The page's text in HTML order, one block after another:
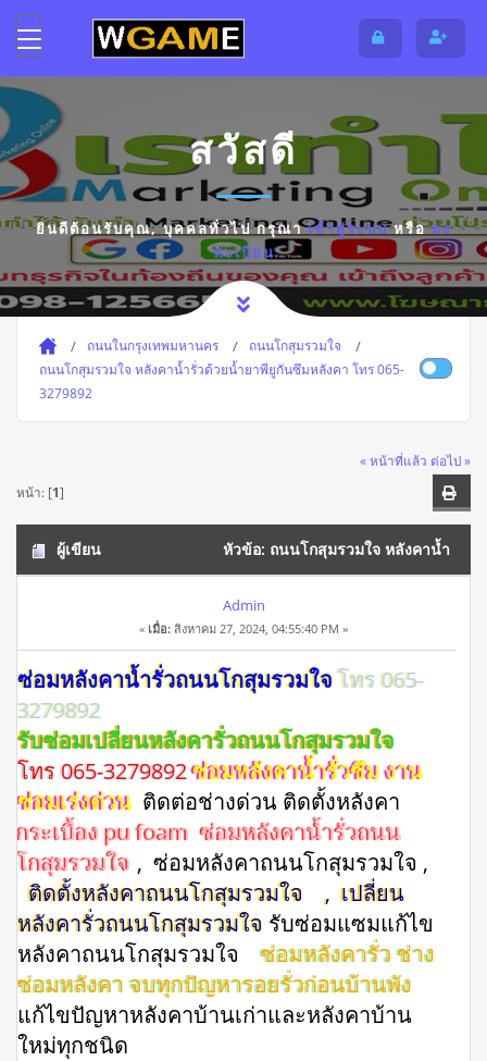
สวัสดี
ยินดีต้อนรับคุณ,บุคคลทั่วไปกรุณาเข้าสู่ระบบหรือลง
ทะเบียน
ถนนในกรุงเทพมหานคร
ถนนโกสุมรวมใจ
ถนนโกสุมรวมใจ หลังคาน้ำรั่วด้วยน้ำยาพียูกันซึมหลังคา โทร 065-
3279892
« หน้าที่แล้ว ต่อไป »
หน้า: [1]
ผู้เขียน หัวข้อ: ถนนโกสุมรวมใจ หลังคาน้ำ
รั่วด้วยน้ำยาพียูกันซึมหลังคา โทร 065-3279892 (อ่าน 10466
ครั้ง)
Admin
« เมื่อ: สิงหาคม 27, 2024, 04:55:40 PM »
ซ่อมหลังคาน้ำรั่วถนนโกสุมรวมใจโทร 065-
3279892
รับซ่อมเปลี่ยนหลังคารั่วถนนโกสุมรวมใจ
โทร 065-3279892ซ่อมหลังคาน้ำรั่วซึม งาน
ซ่อมเร่งด่วน ติดต่อช่างด่วน ติดตั้งหลังคา
กระเบื้อง pu foam ซ่อมหลังคาน้ำรั่วถนน
โกสุมรวมใจ , ซ่อมหลังคาถนนโกสุมรวมใจ ,
ติดตั้งหลังคาถนนโกสุมรวมใจ
, เปลี่ยน
หลังคารั่วถนนโกสุมรวมใจ รับซ่อมแซมแก้ไข
หลังคาถนนโกสุมรวมใจ
ซ่อมหลังคารั่ว ช่าง
ซ่อมหลังคา จบทุกปัญหารอยรั่วก่อนบ้านพัง
แก้ไขปัญหาหลังคาบ้านเก่าและหลังคาบ้าน
ใหม่ทุกชนิด